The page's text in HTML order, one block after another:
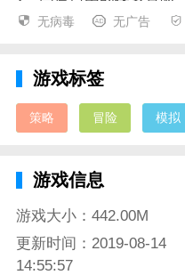
地，在这里不断开创属于
营，不让别国严重侵犯。
九州战国策手游测评
感，绚丽的光芒十分的耀
2、游戏的操作十分的简
拟，让你快速畅爽激情
无病毒 无广告
游戏标签
策略 冒险 模拟
游戏信息
游戏大小：442.00M
更新时间：2019-08-14
14:55:57